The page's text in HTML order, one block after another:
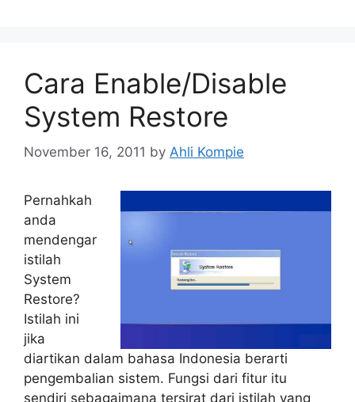
Cara Enable/Disable
System Restore
November 16, 2011 by Ahli Kompie
Pernahkah
anda
mendengar
istilah
System
Restore?
Istilah ini
jika
diartikan dalam bahasa Indonesia berarti
pengembalian sistem. Fungsi dari fitur itu
sendiri sebagaimana tersirat dari istilah yang